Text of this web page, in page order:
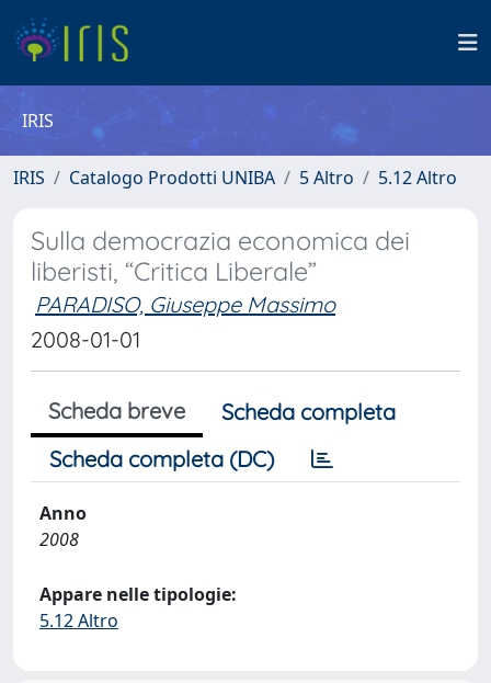
IRIS
IRIS Catalogo Prodotti UNIBA 5 Altro 5.12 Altro
Sulla democrazia economica dei
liberisti, “Critica Liberale”
PARADISO, Giuseppe Massimo
2008-01-01
Scheda breve
Scheda completa
Scheda completa (DC)
Anno
2008
Appare nelle tipologie:
5.12 Altro